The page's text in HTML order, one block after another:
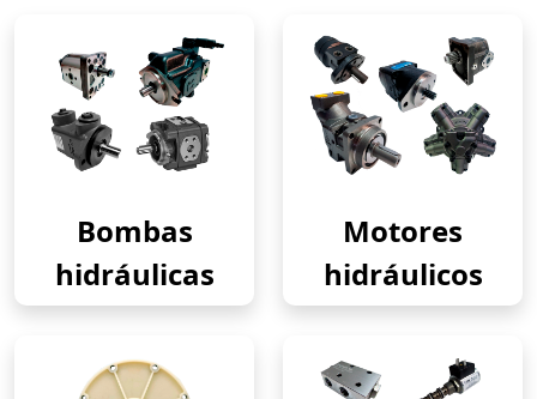
Bombas
hidráulicas
Motores
hidráulicos